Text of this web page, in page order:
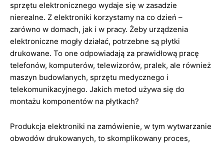
sprzętu elektronicznego wydaje się w zasadzie
nierealne. Z elektroniki korzystamy na co dzień –
zarówno w domach, jak i w pracy. Żeby urządzenia
elektroniczne mogły działać, potrzebne są płytki
drukowane. To one odpowiadają za prawidłową pracę
telefonów, komputerów, telewizorów, pralek, ale również
maszyn budowlanych, sprzętu medycznego i
telekomunikacyjnego. Jakich metod używa się do
montażu komponentów na płytkach?
Produkcja elektroniki na zamówienie, w tym wytwarzanie
obwodów drukowanych, to skomplikowany proces,